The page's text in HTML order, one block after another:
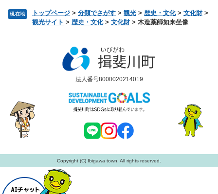
現在地 トップページ > 分類でさがす > 観光 > 歴史・文化 > 文化財>
観光サイト > 歴史・文化> 文化財> 木造薬師如来坐像
法人番号8000020214019
Copyright (C) Ibigawa town. All rights reserved.